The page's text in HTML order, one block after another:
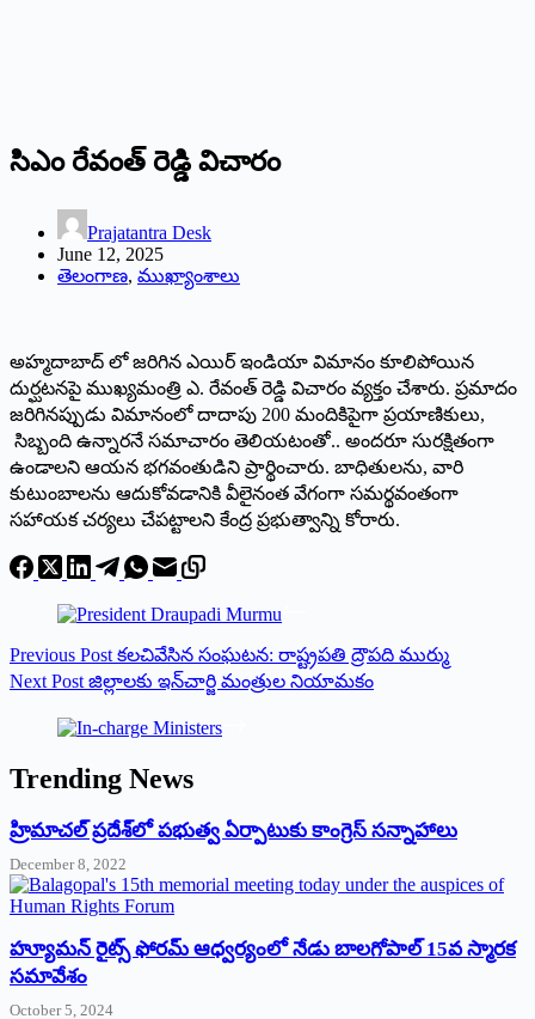
సిఎం రేవంత్‌ ‌రెడ్డి విచారం
Prajatantra Desk
June 12, 2025
తెలంగాణ, ముఖ్యాంశాలు
అహ్మదాబాద్‌ ‌లో జరిగిన ఎయిర్‌ ఇం‌డియా విమానం కూలిపోయిన
దుర్ఘటనపై ముఖ్యమంత్రి ఎ. రేవంత్‌ ‌రెడ్డి విచారం వ్యక్తం చేశారు. ప్రమాదం
జరిగినప్పుడు విమానంలో దాదాపు 200 మందికిపైగా ప్రయాణికులు,
సిబ్బంది ఉన్నారనే సమాచారం తెలియటంతో.. అందరూ సురక్షితంగా
ఉండాలని ఆయన భగవంతుడిని ప్రార్థించారు. బాధితులను, వారి
కుటుంబాలను ఆదుకోవడానికి వీలైనంత వేగంగా సమర్థవంతంగా
సహాయక చర్యలు చేపట్టాలని కేంద్ర ప్రభుత్వాన్ని కోరారు.
Previous Post క‌ల‌చివేసిన సంఘ‌ట‌న‌: రాష్ట్రప‌తి ద్రౌప‌ది ముర్ము
Next Post జిల్లాలకు ఇన్‌చార్జి మంత్రుల నియామ‌కం
Trending News
‌హ్రిమాచల్‌ ‌ప్రదేశ్‌లో పభుత్వ ఏర్పాటుకు కాంగ్రెస్‌ ‌సన్నాహాలు
December 8, 2022
హ్యూమన్‌ రైట్స్‌ ఫోరమ్‌ ఆధ్వర్యంలో నేడు బాలగోపాల్‌ 15వ స్మారక
సమావేశం
October 5, 2024